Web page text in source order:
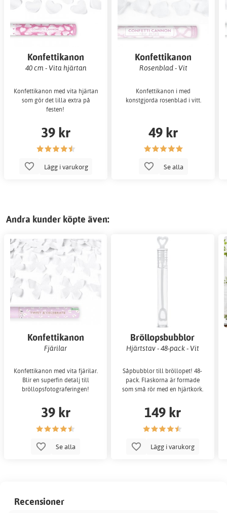
Konfettikanon
40 cm - Vita hjärtan
Konfettikanon med vita hjärtan
som gör det lilla extra på
festen!
39 kr
Lägg i varukorg
Konfettikanon
Rosenblad - Vit
Konfettikanon i med
konstgjorda rosenblad i vitt.
49 kr
Se alla
Andra kunder köpte även:
Konfettikanon
Fjärilar
Konfettikanon med vita fjärilar.
Blir en superfin detalj till
bröllopsfotograferingen!
39 kr
Se alla
Bröllopsbubblor
Hjärtstav - 48-pack - Vit
Såpbubblor till bröllopet! 48-
pack. Flaskorna är formade
som små rör med en hjärtkork.
149 kr
Lägg i varukorg
Recensioner